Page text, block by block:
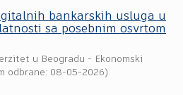
bankarskih usluga u
sa posebnim osvrtom
u Beogradu - Ekonomski
odbrane: 08-05-2026)